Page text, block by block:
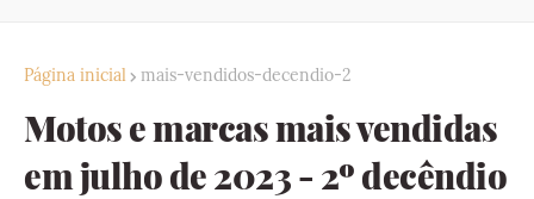
Página inicial mais-vendidos-decendio-2
Motos e marcas mais vendidas
em julho de 2023 - 2º decêndio